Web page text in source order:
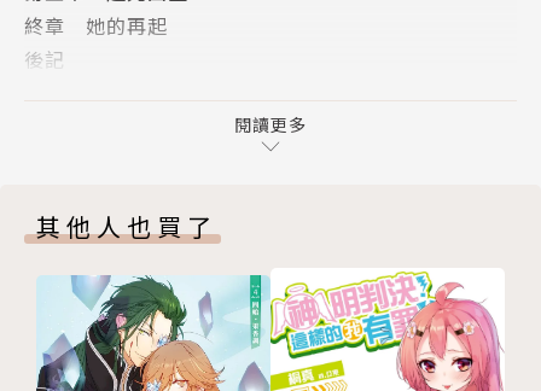
終章 她的再起
後記
閱讀更多
其他人也買了